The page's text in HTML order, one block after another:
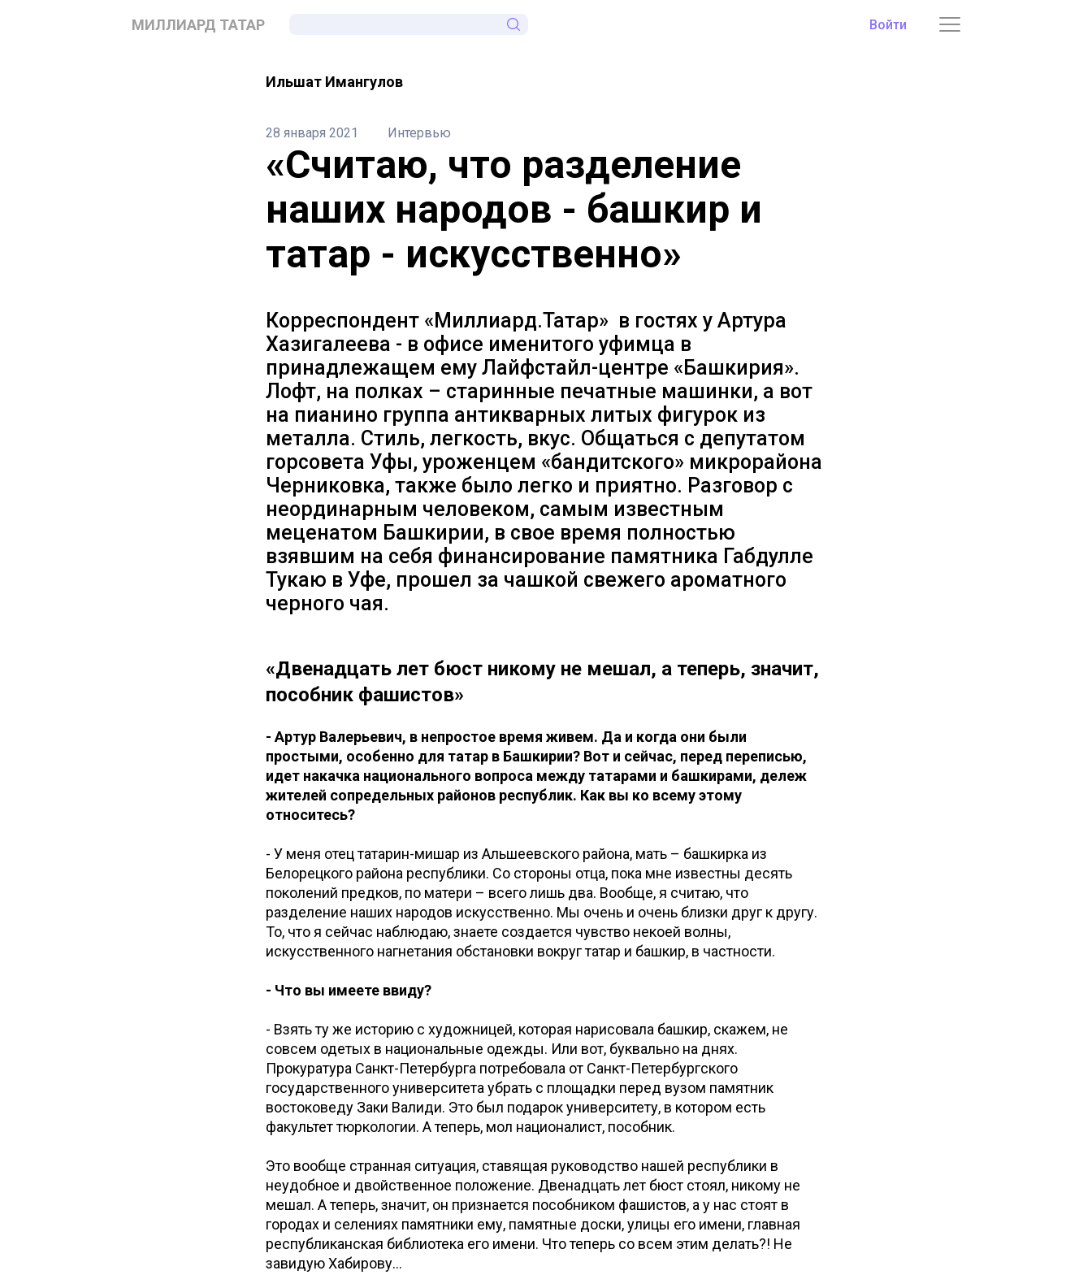
МИЛЛИАРД ТАТАР Войти
Ильшат Имангулов
28 января 2021 Интервью
«Считаю, что разделение
наших народов - башкир и
татар - искусственно»
Корреспондент «Миллиард.Татар» в гостях у Артура
Хазигалеева - в офисе именитого уфимца в
принадлежащем ему Лайфстайл-центре «Башкирия».
Лофт, на полках – старинные печатные машинки, а вот
на пианино группа антикварных литых фигурок из
металла. Стиль, легкость, вкус. Общаться с депутатом
горсовета Уфы, уроженцем «бандитского» микрорайона
Черниковка, также было легко и приятно. Разговор с
неординарным человеком, самым известным
меценатом Башкирии, в свое время полностью
взявшим на себя финансирование памятника Габдулле
Тукаю в Уфе, прошел за чашкой свежего ароматного
черного чая.
«Двенадцать лет бюст никому не мешал, а теперь, значит,
пособник фашистов»
- Артур Валерьевич, в непростое время живем. Да и когда они были
простыми, особенно для татар в Башкирии? Вот и сейчас, перед переписью,
идет накачка национального вопроса между татарами и башкирами, дележ
жителей сопредельных районов республик. Как вы ко всему этому
относитесь?
- У меня отец татарин-мишар из Альшеевского района, мать – башкирка из
Белорецкого района республики. Со стороны отца, пока мне известны десять
поколений предков, по матери – всего лишь два. Вообще, я считаю, что
разделение наших народов искусственно. Мы очень и очень близки друг к другу.
То, что я сейчас наблюдаю, знаете создается чувство некоей волны,
искусственного нагнетания обстановки вокруг татар и башкир, в частности.
- Что вы имеете ввиду?
- Взять ту же историю с художницей, которая нарисовала башкир, скажем, не
совсем одетых в национальные одежды. Или вот, буквально на днях.
Прокуратура Санкт-Петербурга потребовала от Санкт-Петербургского
государственного университета убрать с площадки перед вузом памятник
востоковеду Заки Валиди. Это был подарок университету, в котором есть
факультет тюркологии. А теперь, мол националист, пособник.
Это вообще странная ситуация, ставящая руководство нашей республики в
неудобное и двойственное положение. Двенадцать лет бюст стоял, никому не
мешал. А теперь, значит, он признается пособником фашистов, а у нас стоят в
городах и селениях памятники ему, памятные доски, улицы его имени, главная
республиканская библиотека его имени. Что теперь со всем этим делать?! Не
завидую Хабирову…